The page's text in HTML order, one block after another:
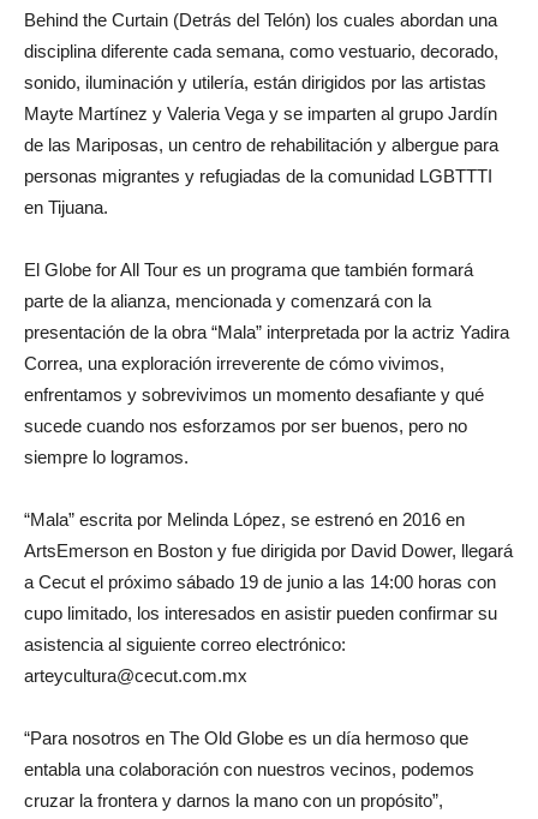
Behind the Curtain (Detrás del Telón) los cuales abordan una
disciplina diferente cada semana, como vestuario, decorado,
sonido, iluminación y utilería, están dirigidos por las artistas
Mayte Martínez y Valeria Vega y se imparten al grupo Jardín
de las Mariposas, un centro de rehabilitación y albergue para
personas migrantes y refugiadas de la comunidad LGBTTTI
en Tijuana.
El Globe for All Tour es un programa que también formará
parte de la alianza, mencionada y comenzará con la
presentación de la obra “Mala” interpretada por la actriz Yadira
Correa, una exploración irreverente de cómo vivimos,
enfrentamos y sobrevivimos un momento desafiante y qué
sucede cuando nos esforzamos por ser buenos, pero no
siempre lo logramos.
“Mala” escrita por Melinda López, se estrenó en 2016 en
ArtsEmerson en Boston y fue dirigida por David Dower, llegará
a Cecut el próximo sábado 19 de junio a las 14:00 horas con
cupo limitado, los interesados en asistir pueden confirmar su
asistencia al siguiente correo electrónico:
arteycultura@cecut.com.mx
“Para nosotros en The Old Globe es un día hermoso que
entabla una colaboración con nuestros vecinos, podemos
cruzar la frontera y darnos la mano con un propósito”,